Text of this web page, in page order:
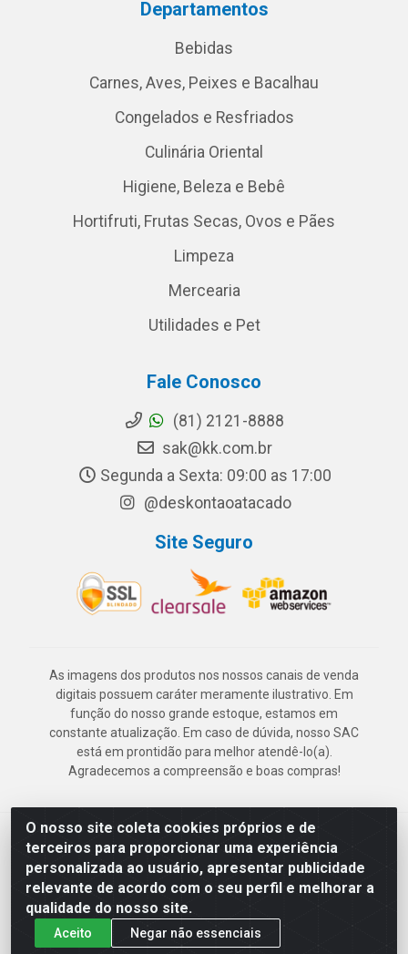
O nosso site coleta cookies próprios e de
terceiros para proporcionar uma experiência
personalizada ao usuário, apresentar publicidade
relevante de acordo com o seu perfil e melhorar a
qualidade do nosso site.
Aceito Negar não essenciais
Departamentos
Bebidas
Carnes, Aves, Peixes e Bacalhau
Congelados e Resfriados
Culinária Oriental
Higiene, Beleza e Bebê
Hortifruti, Frutas Secas, Ovos e Pães
Limpeza
Mercearia
Utilidades e Pet
Fale Conosco
(81) 2121-8888
sak@kk.com.br
Segunda a Sexta: 09:00 as 17:00
@deskontaoatacado
Site Seguro
As imagens dos produtos nos nossos canais de venda
digitais possuem caráter meramente ilustrativo. Em
função do nosso grande estoque, estamos em
constante atualização. Em caso de dúvida, nosso SAC
está em prontidão para melhor atendê-lo(a).
Agradecemos a compreensão e boas compras!
Deskontão Atacado - Av. Marechal Mascarenhas de Morais, 2471 -
Imbiribeira - Recife/PE - CEP 51.150-001 - CNPJ 24.150.377/0003-
57